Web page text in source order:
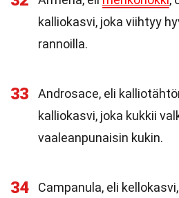
kalliokasvi, joka viihtyy
rannoilla.
33
Androsace, eli
kalliokasvi, joka kukkii
vaaleanpunaisin kukin.
34
Campanula, eli